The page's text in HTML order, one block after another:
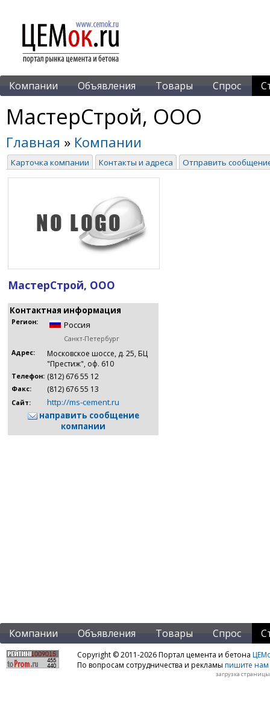
Компании Объявления Товары Спрос
МастерСтрой, ООО
Главная » Компании
Карточка компании Контакты и адреса Отправить
МастерСтрой, ООО
Контактная информация
Регион: Россия
Санкт-Петербург
Адрес:
Московское шоссе, д. 25, БЦ
"Престиж", оф. 610
Телефон: (812) 676 55 12
Факс: (812) 676 55 13
Сайт:
http://ms-cement.ru
направить сообщение
компании
Компании Объявления Товары Спрос
Copyright © 2011-2026 Портал цемента и бетона
По вопросам сотрудничества и рекламы пишите нам
загрузка